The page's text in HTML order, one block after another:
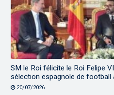
SM le Roi félicite le Roi Felipe
sélection espagnole de football
20/07/2026